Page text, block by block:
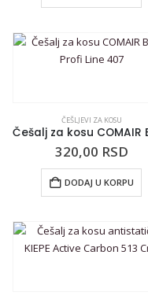
ČEŠLJEVI ZA KOSU
320,00 RSD
DODAJ U KORPU